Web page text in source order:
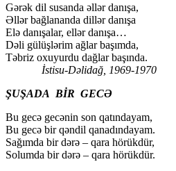
Gərək dil susanda əllər danışa,
Əllər bağlananda dillər danışa
Elə danışalar, ellər danışa…
Dəli gülüşlərim ağlar başımda,
Təbriz oxuyurdu dağlar başında.
İstisu-Dəlidağ, 1969-1970
ŞUŞADA BİR GECƏ
Bu gecə gecənin son qatındayam,
Bu gecə bir qəndil qanadındayam.
Sağımda bir dərə – qara hörükdür,
Solumda bir dərə – qara hörükdür.